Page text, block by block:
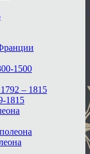
1500
– 1815
1815